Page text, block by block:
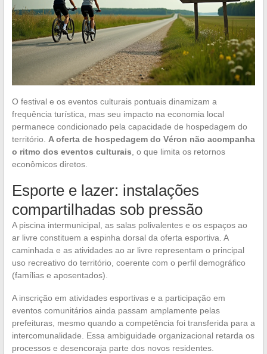
O festival e os eventos culturais pontuais dinamizam a
frequência turística, mas seu impacto na economia local
permanece condicionado pela capacidade de hospedagem do
território. A oferta de hospedagem do Véron não acompanha
o ritmo dos eventos culturais, o que limita os retornos
econômicos diretos.
Esporte e lazer: instalações
compartilhadas sob pressão
A piscina intermunicipal, as salas polivalentes e os espaços ao
ar livre constituem a espinha dorsal da oferta esportiva. A
caminhada e as atividades ao ar livre representam o principal
uso recreativo do território, coerente com o perfil demográfico
(famílias e aposentados).
A inscrição em atividades esportivas e a participação em
eventos comunitários ainda passam amplamente pelas
prefeituras, mesmo quando a competência foi transferida para a
intercomunalidade. Essa ambiguidade organizacional retarda os
processos e desencoraja parte dos novos residentes.